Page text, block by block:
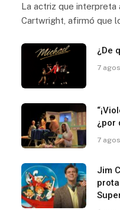
La actriz que interpreta
Cartwright, afirmó que
¿De
7
¿por
7
Jim